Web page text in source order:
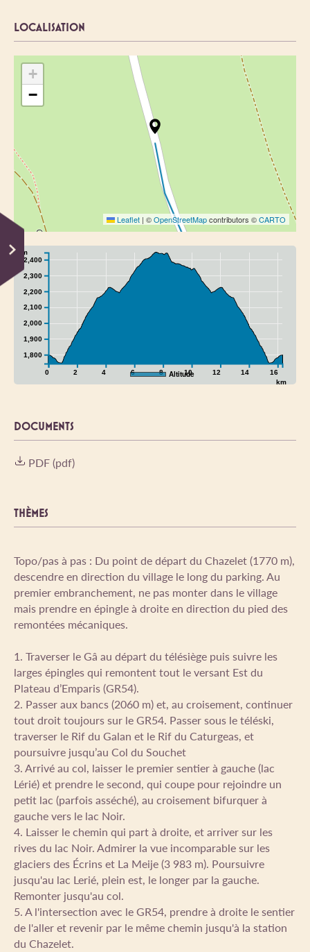
LOCALISATION
+
−
Leaflet | ©OpenStreetMapcontributors ©CARTO
0 2 4 6 8 10 12 14 16
km
1,800
1,900
2,000
2,100
2,200
2,300
2,400
m
Altitude
DOCUMENTS
PDF (pdf)
THÈMES
Topo/pas à pas : Du point de départ du Chazelet (1770 m),
descendre en direction du village le long du parking. Au
premier embranchement, ne pas monter dans le village
mais prendre en épingle à droite en direction du pied des
remontées mécaniques.
1. Traverser le Gâ au départ du télésiège puis suivre les
larges épingles qui remontent tout le versant Est du
Plateau d’Emparis (GR54).
2. Passer aux bancs (2060 m) et, au croisement, continuer
tout droit toujours sur le GR54. Passer sous le téléski,
traverser le Rif du Galan et le Rif du Caturgeas, et
poursuivre jusqu’au Col du Souchet
3. Arrivé au col, laisser le premier sentier à gauche (lac
Lérié) et prendre le second, qui coupe pour rejoindre un
petit lac (parfois asséché), au croisement bifurquer à
gauche vers le lac Noir.
4. Laisser le chemin qui part à droite, et arriver sur les
rives du lac Noir. Admirer la vue incomparable sur les
glaciers des Écrins et La Meije (3 983 m). Poursuivre
jusqu'au lac Lerié, plein est, le longer par la gauche.
Remonter jusqu'au col.
5. A l'intersection avec le GR54, prendre à droite le sentier
de l'aller et revenir par le même chemin jusqu'à la station
du Chazelet.